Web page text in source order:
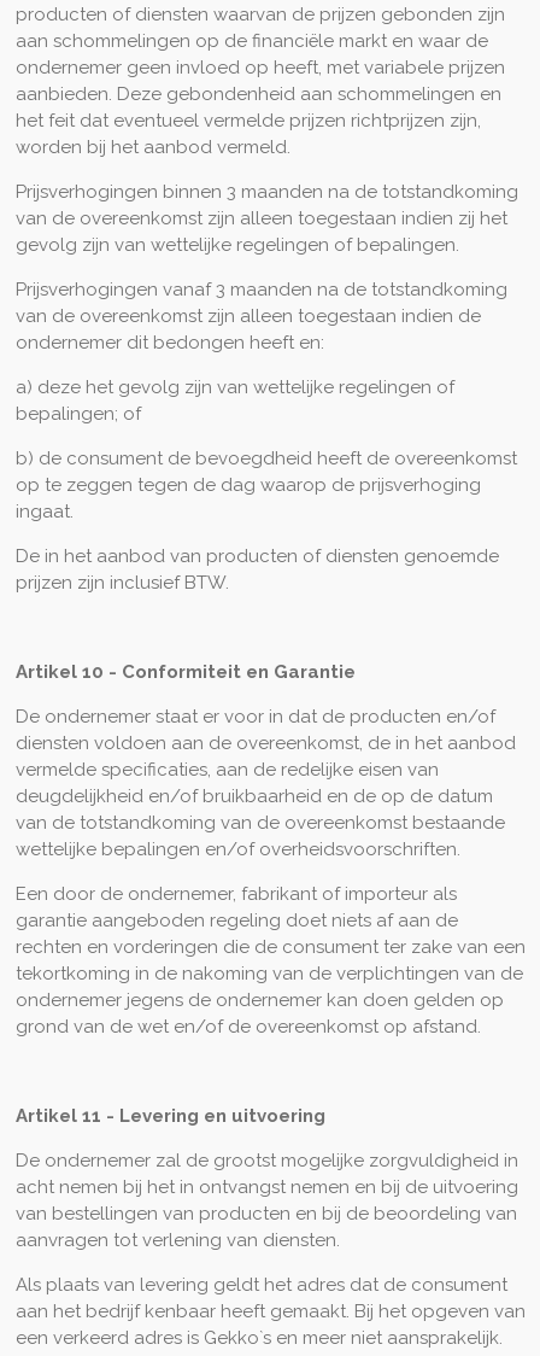
producten of diensten waarvan de prijzen gebonden zijn
aan schommelingen op de financiële markt en waar de
ondernemer geen invloed op heeft, met variabele prijzen
aanbieden. Deze gebondenheid aan schommelingen en
het feit dat eventueel vermelde prijzen richtprijzen zijn,
worden bij het aanbod vermeld.
Prijsverhogingen binnen 3 maanden na de totstandkoming
van de overeenkomst zijn alleen toegestaan indien zij het
gevolg zijn van wettelijke regelingen of bepalingen.
Prijsverhogingen vanaf 3 maanden na de totstandkoming
van de overeenkomst zijn alleen toegestaan indien de
ondernemer dit bedongen heeft en:
a) deze het gevolg zijn van wettelijke regelingen of
bepalingen; of
b) de consument de bevoegdheid heeft de overeenkomst
op te zeggen tegen de dag waarop de prijsverhoging
ingaat.
De in het aanbod van producten of diensten genoemde
prijzen zijn inclusief BTW.
Artikel 10 - Conformiteit en Garantie
De ondernemer staat er voor in dat de producten en/of
diensten voldoen aan de overeenkomst, de in het aanbod
vermelde specificaties, aan de redelijke eisen van
deugdelijkheid en/of bruikbaarheid en de op de datum
van de totstandkoming van de overeenkomst bestaande
wettelijke bepalingen en/of overheidsvoorschriften.
Een door de ondernemer, fabrikant of importeur als
garantie aangeboden regeling doet niets af aan de
rechten en vorderingen die de consument ter zake van een
tekortkoming in de nakoming van de verplichtingen van de
ondernemer jegens de ondernemer kan doen gelden op
grond van de wet en/of de overeenkomst op afstand.
Artikel 11 - Levering en uitvoering
De ondernemer zal de grootst mogelijke zorgvuldigheid in
acht nemen bij het in ontvangst nemen en bij de uitvoering
van bestellingen van producten en bij de beoordeling van
aanvragen tot verlening van diensten.
Als plaats van levering geldt het adres dat de consument
aan het bedrijf kenbaar heeft gemaakt. Bij het opgeven van
een verkeerd adres is Gekko`s en meer niet aansprakelijk.